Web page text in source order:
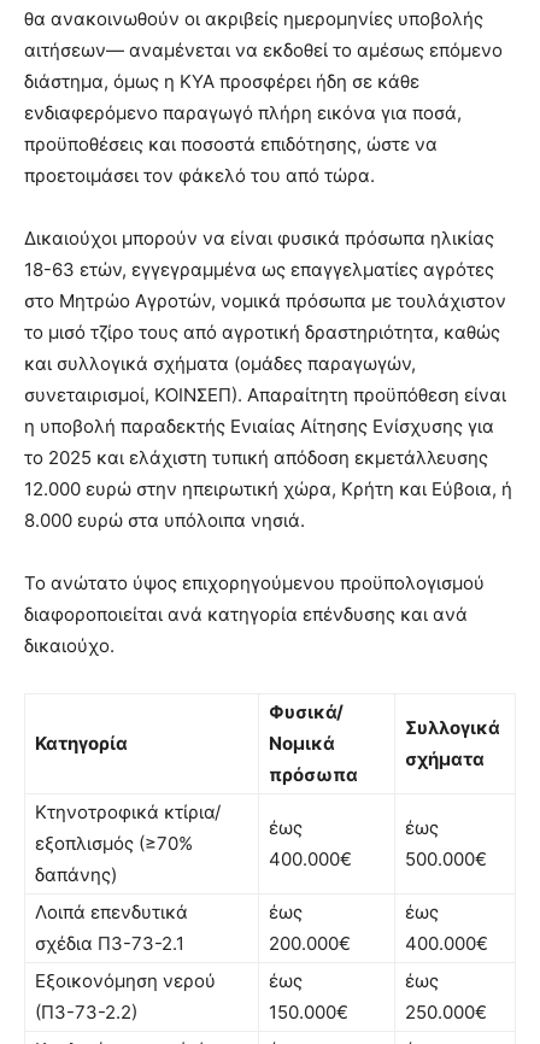
θα ανακοινωθούν οι ακριβείς ημερομηνίες υποβολής
αιτήσεων— αναμένεται να εκδοθεί το αμέσως επόμενο
διάστημα, όμως η ΚΥΑ προσφέρει ήδη σε κάθε
ενδιαφερόμενο παραγωγό πλήρη εικόνα για ποσά,
προϋποθέσεις και ποσοστά επιδότησης, ώστε να
προετοιμάσει τον φάκελό του από τώρα.
Δικαιούχοι μπορούν να είναι φυσικά πρόσωπα ηλικίας
18-63 ετών, εγγεγραμμένα ως επαγγελματίες αγρότες
στο Μητρώο Αγροτών, νομικά πρόσωπα με τουλάχιστον
το μισό τζίρο τους από αγροτική δραστηριότητα, καθώς
και συλλογικά σχήματα (ομάδες παραγωγών,
συνεταιρισμοί, ΚΟΙΝΣΕΠ). Απαραίτητη προϋπόθεση είναι
η υποβολή παραδεκτής Ενιαίας Αίτησης Ενίσχυσης για
το 2025 και ελάχιστη τυπική απόδοση εκμετάλλευσης
12.000 ευρώ στην ηπειρωτική χώρα, Κρήτη και Εύβοια, ή
8.000 ευρώ στα υπόλοιπα νησιά.
Το ανώτατο ύψος επιχορηγούμενου προϋπολογισμού
διαφοροποιείται ανά κατηγορία επένδυσης και ανά
δικαιούχο.
Κατηγορία
Φυσικά/
Νομικά
πρόσωπα
Συλλογικά
σχήματα
Κτηνοτροφικά κτίρια/
εξοπλισμός (≥70%
δαπάνης)
έως
400.000€
έως
500.000€
Λοιπά επενδυτικά
σχέδια Π3-73-2.1
έως
200.000€
έως
400.000€
Εξοικονόμηση νερού
(Π3-73-2.2)
έως
150.000€
έως
250.000€